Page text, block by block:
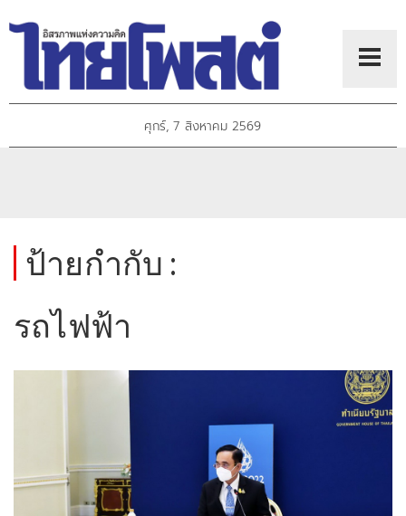
ศุกร์, 7 สิงหาคม 2569
ป้ายกำกับ :
รถไฟฟ้า